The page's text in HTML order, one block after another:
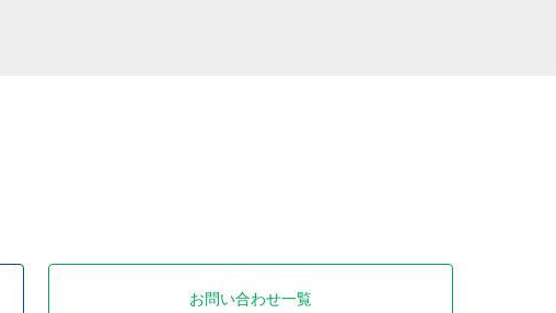
お問い合わせ一覧